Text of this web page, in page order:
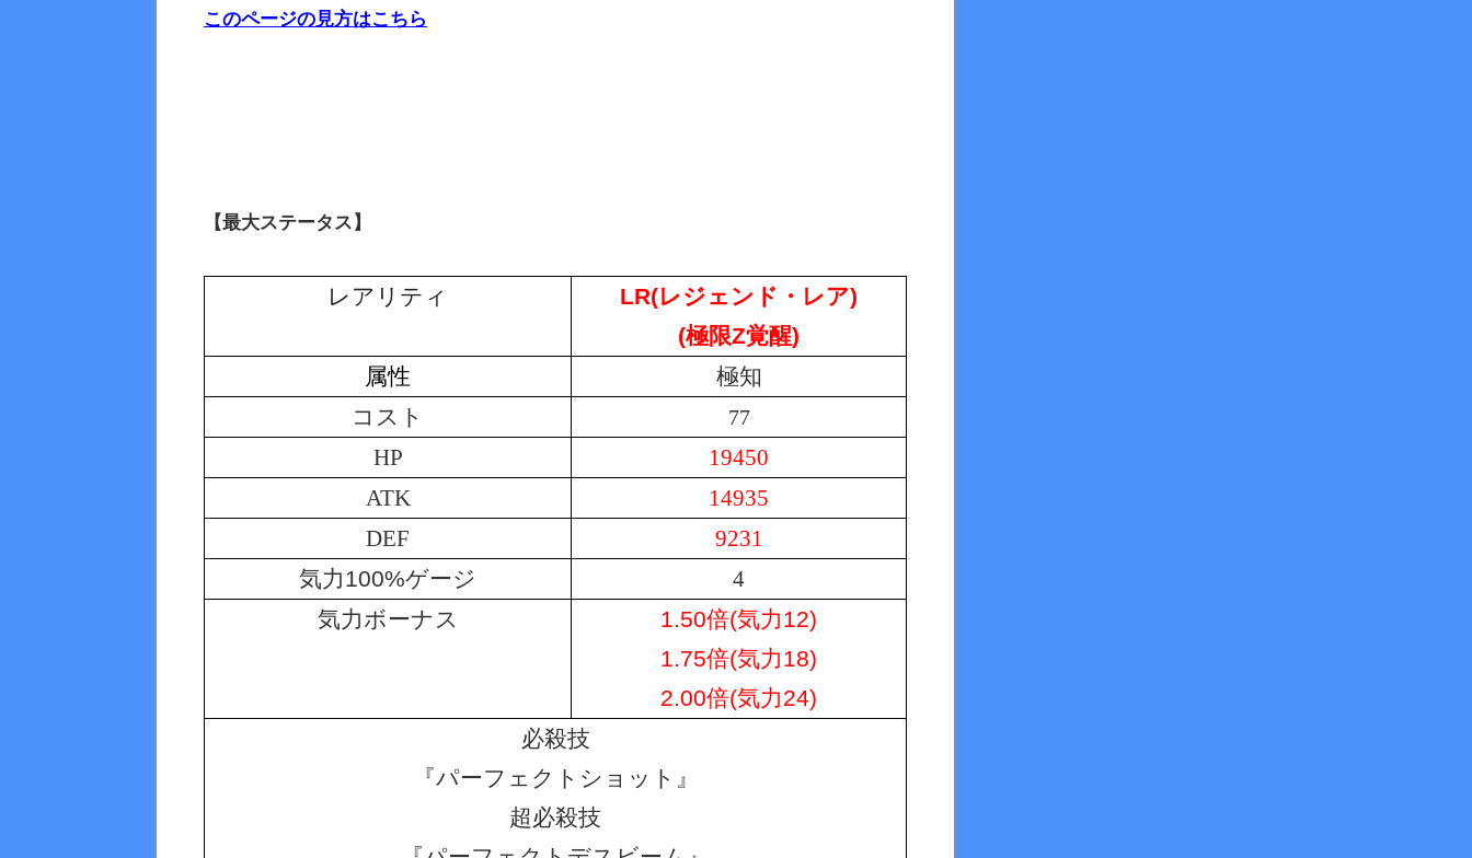
このページの見方はこちら
【最大ステータス】
レアリティ LR(レジェンド・レア)
(極限Z覚醒)
属性
極知
コスト
77
HP
19450
ATK
14935
DEF
9231
気力100%ゲージ
4
気力ボーナス
1.50倍(気力12)
1.75倍(気力18)
2.00倍(気力24)
必殺技
『パーフェクトショット』
超必殺技